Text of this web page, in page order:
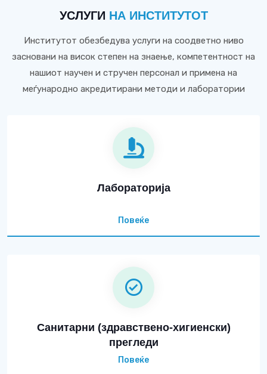
УСЛУГИ НА ИНСТИТУТОТ
Институтот обезбедува услуги на соодветно ниво
засновани на висок степен на знаење, компетентност на
нашиот научен и стручен персонал и примена на
меѓународно акредитирани методи и лаборатории
Лабораторија
Повеќе
Санитарни (здравствено-хигиенски)
прегледи
Повеќе